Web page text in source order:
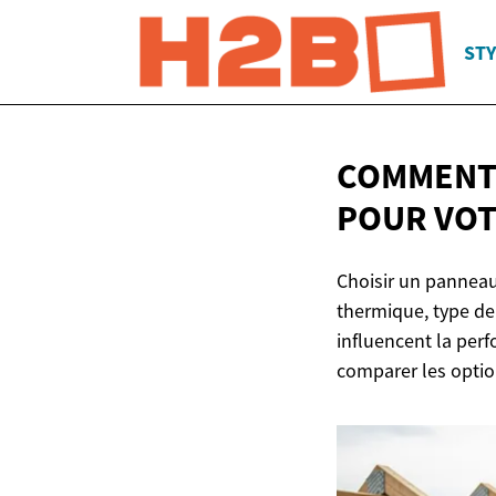
POUR
Choisir un
thermique, type
influencent la
comparer les